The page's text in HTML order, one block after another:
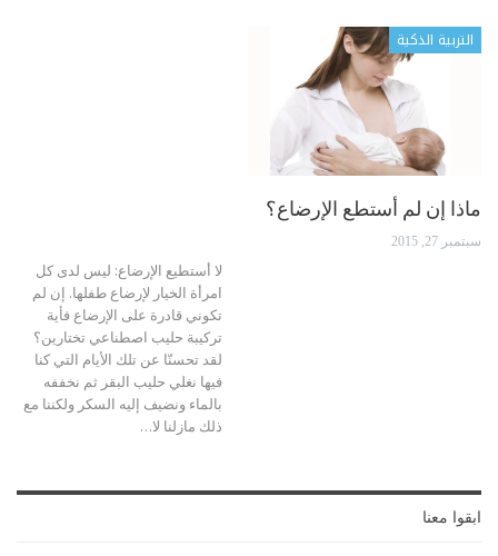
التربية الذكية
ماذا إن لم أستطع الإرضاع؟
سبتمبر 27, 2015
لا أستطيع الإرضاع: ليس لدى كل
امرأة الخيار لإرضاع طفلها. إن لم
تكوني قادرة على الإرضاع فأية
تركيبة حليب اصطناعي تختارين؟
لقد تحسنّا عن تلك الأيام التي كنا
فيها نغلي حليب البقر ثم نخففه
بالماء ونضيف إليه السكر ولكننا مع
ذلك مازلنا لا…
ابقوا معنا